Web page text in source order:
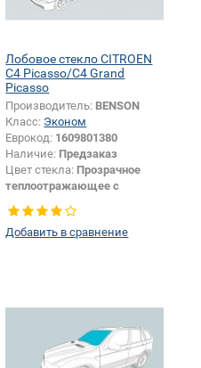
Лобовое стекло CITROEN
C4 Picasso/C4 Grand
Picasso
Производитель: BENSON
Класс: Эконом
Еврокод: 1609801380
Наличие: Предзаказ
Цвет стекла: Прозрачное
теплоотражающее с
шумоизоляцией
Появление или изменение
выреза ПВБ пленки в
Добавить в сравнение